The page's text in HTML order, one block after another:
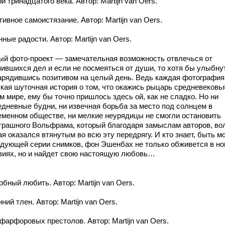
самоистязание. Автор: Martijn van Oers.
радости. Автор: Martijn van Oers.
фото-проект — замечательная возможность отвлечься от
дел и если не посмеяться от души, то хотя бы
позитивом на целый день. Ведь каждая
шуточная история о том, что окажись рыцарь
мире, ему бы точно пришлось здесь ой, как не сладко. Но ни
будни, ни извечная борьба за место под солнцем в
обществе, ни мелкие неурядицы не смогли остановить
Вольфрама, который благодаря замыслам авторов,
оказался втянутым во всю эту передрягу. И кто знает, быть
серии снимков, фон Эшенбах не только обживется в
но и найдет свою настоящую любовь…
любить. Автор: Martijn van Oers.
тлен. Автор: Martijn van Oers.
престолов. Автор: Martijn van Oers.